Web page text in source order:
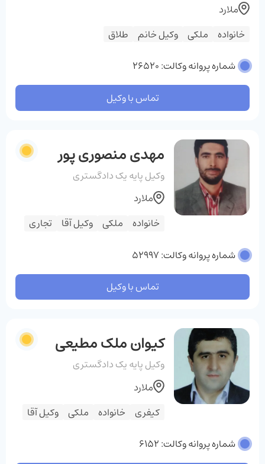
خانواده ملکی وکیل خانم طلاق
ملارد
شماره پروانه وکالت: 26520
تماس با وکیل
مهدی منصوری پور
وکیل پایه یک دادگستری
خانواده ملکی وکیل آقا تجاری
ملارد
شماره پروانه وکالت: 52997
تماس با وکیل
کیوان ملک مطیعی
وکیل پایه یک دادگستری
کیفری خانواده ملکی وکیل آقا
ملارد
شماره پروانه وکالت: 6152